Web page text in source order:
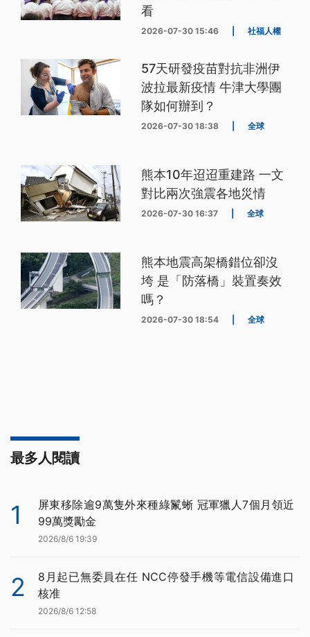
看
2026-07-30 15:46 社福人權
57天研發疫苗對抗非洲伊
波拉最新疫情 牛津大學團
隊如何辦到？
2026-07-30 18:38 全球
熊本10年迢迢重建路 一文
對比兩次強震各地災情
2026-07-30 16:37 全球
熊本地震高架橋錯位卻沒
垮 是「防落橋」裝置奏效
嗎？
2026-07-30 18:54 全球
最多人閱讀
1
屏東移除逾9萬隻外來種綠鬣蜥 冠軍獵人7個月領近
99萬獎勵金
2026/8/6 19:39
2
8月起已無委員在任 NCC停發手機等電信設備進口
核准
2026/8/6 12:58